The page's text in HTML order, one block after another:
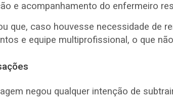
e acompanhamento do enfermeiro
que, caso houvesse necessidade de
e equipe multiprofissional, o que
negou qualquer intenção de